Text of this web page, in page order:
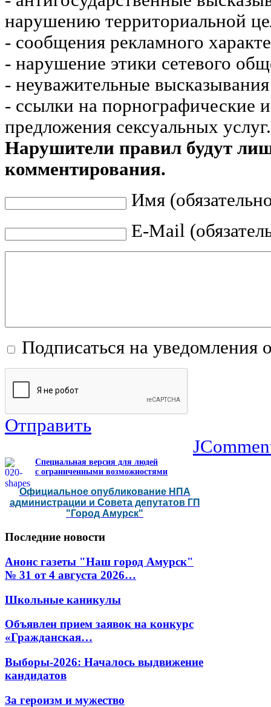
нарушению территориальной
- сообщения рекламного
- нарушение этики сетевого
- неуважительные
- ссылки на порнографические
предложения сексуальных услуг.
Нарушители правил будут
комментирования.
Имя
E-Mail
Подписаться на уведомления
Отправить
Специальная версия для людей
с ограниченными возможностями
Официальное опубликование НПА
администрации и Совета депутатов ГП
"Город Амурск"
Последние новости
Анонс газеты "Наш город Амурск"
№ 31 от 4 августа 2026…
Школьные каникулы
Объявлен прием заявок на конкурс
«Гражданская…
Выборы-2026: Началось выдвижение
кандидатов
За героизм и мужество